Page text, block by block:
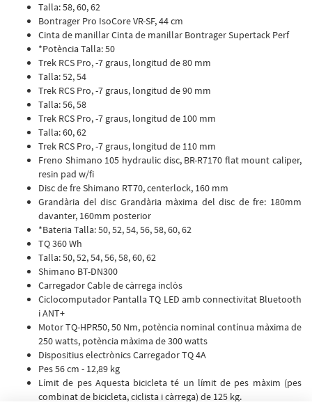
Talla: 58, 60, 62
Bontrager Pro IsoCore VR-SF, 44 cm
Cinta de manillar Cinta de manillar Bontrager Supertack Perf
*Potència Talla: 50
Trek RCS Pro, -7 graus, longitud de 80 mm
Talla: 52, 54
Trek RCS Pro, -7 graus, longitud de 90 mm
Talla: 56, 58
Trek RCS Pro, -7 graus, longitud de 100 mm
Talla: 60, 62
Trek RCS Pro, -7 graus, longitud de 110 mm
Freno Shimano 105 hydraulic disc, BR-R7170 flat mount caliper,
resin pad w/fi
Disc de fre Shimano RT70, centerlock, 160 mm
Grandària del disc Grandària màxima del disc de fre: 180mm
davanter, 160mm posterior
*Bateria Talla: 50, 52, 54, 56, 58, 60, 62
TQ 360 Wh
Talla: 50, 52, 54, 56, 58, 60, 62
Shimano BT-DN300
Carregador Cable de càrrega inclòs
Ciclocomputador Pantalla TQ LED amb connectivitat Bluetooth
i ANT+
Motor TQ-HPR50, 50 Nm, potència nominal contínua màxima de
250 watts, potència màxima de 300 watts
Dispositius electrònics Carregador TQ 4A
Pes 56 cm - 12,89 kg
Límit de pes Aquesta bicicleta té un límit de pes màxim (pes
combinat de bicicleta, ciclista i càrrega) de 125 kg.